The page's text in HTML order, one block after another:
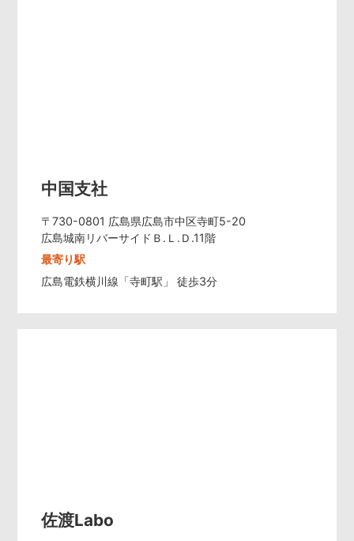
中国支社
〒730-0801 広島県広島市中区寺町5-20
広島城南リバーサイドＢ.Ｌ.Ｄ.11階
最寄り駅
広島電鉄横川線「寺町駅」 徒歩3分
佐渡Labo